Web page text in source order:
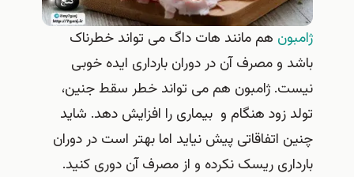
ژامبونهم مانند هات داگ می تواند خطرناک
باشد و مصرف آن در دوران بارداری ایده خوبی
نیست. ژامبون هم می تواند خطر سقط جنین،
تولد زود هنگام و بیماری را افزایش دهد. شاید
چنین اتفاقاتی پیش نیاید اما بهتر است در دوران
بارداری ریسک نکرده و از مصرف آن دوری کنید.